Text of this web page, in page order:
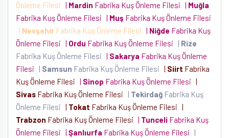
Önleme Filesi | Mardin Fabrika Kuş Önleme Filesi | Muğla
Fabrika Kuş Önleme Filesi | Muş Fabrika Kuş Önleme Filesi
| Nevşehir Fabrika Kuş Önleme Filesi | Niğde Fabrika Kuş
Önleme Filesi | Ordu Fabrika Kuş Önleme Filesi | Rize
Fabrika Kuş Önleme Filesi | Sakarya Fabrika Kuş Önleme
Filesi
| Samsun Fabrika Kuş Önleme Filesi | Siirt Fabrika
Kuş Önleme Filesi | Sinop Fabrika Kuş Önleme Filesi |
Sivas Fabrika Kuş Önleme Filesi | Tekirdağ Fabrika Kuş
Önleme Filesi | Tokat Fabrika Kuş Önleme Filesi |
Trabzon Fabrika Kuş Önleme Filesi | Tunceli Fabrika Kuş
Önleme Filesi | Şanlıurfa Fabrika Kuş Önleme Filesi
|